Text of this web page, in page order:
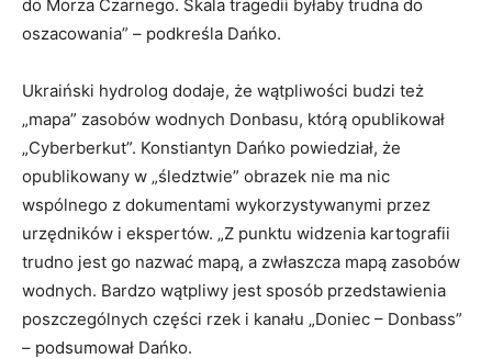
do Morza Czarnego. Skala tragedii byłaby trudna do
oszacowania” – podkreśla Dańko.
Ukraiński hydrolog dodaje, że wątpliwości budzi też
„mapa” zasobów wodnych Donbasu, którą opublikował
„Cyberberkut”. Konstiantyn Dańko powiedział, że
opublikowany w „śledztwie” obrazek nie ma nic
wspólnego z dokumentami wykorzystywanymi przez
urzędników i ekspertów. „Z punktu widzenia kartografii
trudno jest go nazwać mapą, a zwłaszcza mapą zasobów
wodnych. Bardzo wątpliwy jest sposób przedstawienia
poszczególnych części rzek i kanału „Doniec – Donbass”
– podsumował Dańko.